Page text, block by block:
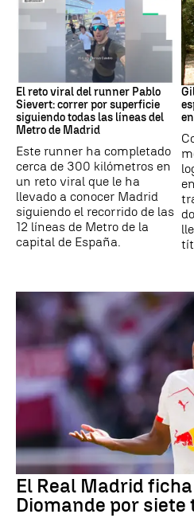
El reto viral del runner Pablo
Sievert: correr por superficie
siguiendo todas las líneas del
Metro de Madrid
Este runner ha completado
cerca de 300 kilómetros en
un reto viral que le ha
llevado a conocer Madrid
siguiendo el recorrido de las
12 líneas de Metro de la
capital de España.
El Real Madrid ficha
Diomande por